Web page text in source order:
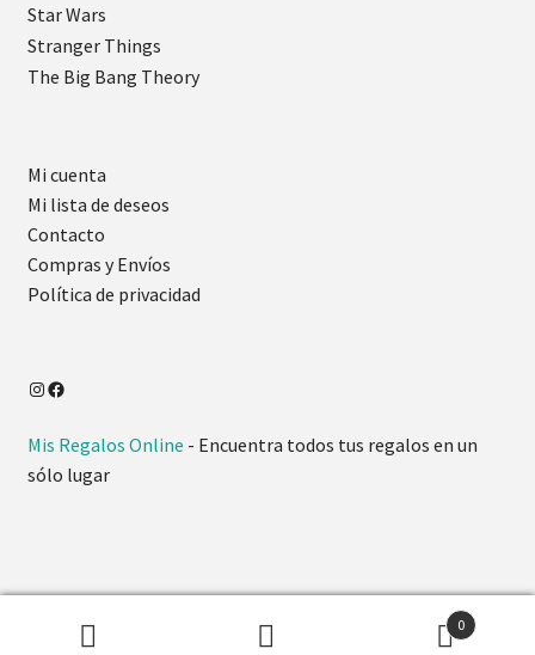
Star Wars
Stranger Things
The Big Bang Theory
Mi cuenta
Mi lista de deseos
Contacto
Compras y Envíos
Política de privacidad
Mis Regalos Online - Encuentra todos tus regalos en un
sólo lugar
0